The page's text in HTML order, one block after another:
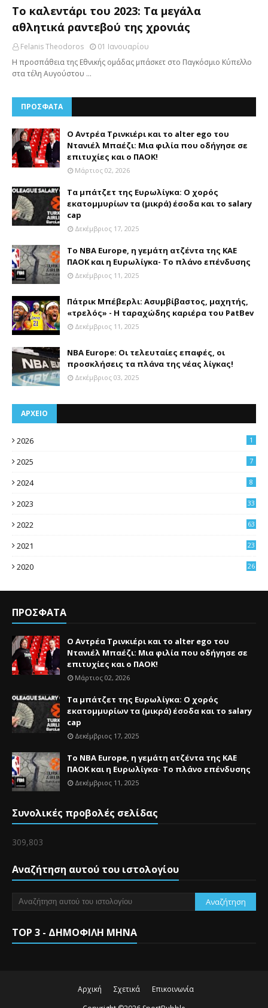
Το καλεντάρι του 2023: Τα μεγάλα
αθλητικά ραντεβού της χρονιάς
Felanis Theodoros
01 Ιανουαρίου
Η προσπάθεια της Εθνικής ομάδας μπάσκετ στο Παγκόσμιο Κύπελλο
στα τέλη Αυγούστου …
ΠΡΟΣΦΑΤΑ
Ο Αντρέα Τρινκιέρι και το alter ego του
Ντανιέλ Μπαέζι: Μια φιλία που οδήγησε σε
επιτυχίες και ο ΠΑΟΚ!
Μάρτιος 02, 2026
Τα μπάτζετ της Ευρωλίγκα: Ο χορός
εκατομμυρίων τα (μικρά) έσοδα και το salary
cap
Δεκέμβριος 17, 2025
Το NBA Europe, η γεμάτη ατζέντα της ΚΑΕ
ΠΑΟΚ και η Ευρωλίγκα- Το πλάνο επένδυσης
Δεκέμβριος 11, 2025
Πάτρικ Μπέβερλι: Ασυμβίβαστος, μαχητής,
«τρελός» - Η ταραχώδης καριέρα του PatBev
Δεκέμβριος 11, 2025
NBA Europe: Οι τελευταίες επαφές, οι
προσκλήσεις τα πλάνα της νέας λίγκας!
Δεκέμβριος 03, 2025
ΑΡΧΕΙΟ
2026 1
2025 7
2024 8
2023 33
2022 63
2021
23
2020
26
ΠΡΟΣΦΑΤΑ
Ο Αντρέα Τρινκιέρι και το alter ego του
Ντανιέλ Μπαέζι: Μια φιλία που οδήγησε σε
επιτυχίες και ο ΠΑΟΚ!
Μάρτιος 02, 2026
Τα μπάτζετ της Ευρωλίγκα: Ο χορός
εκατομμυρίων τα (μικρά) έσοδα και το salary
cap
Δεκέμβριος 17, 2025
Το NBA Europe, η γεμάτη ατζέντα της ΚΑΕ
ΠΑΟΚ και η Ευρωλίγκα- Το πλάνο επένδυσης
Δεκέμβριος 11, 2025
Συνολικές προβολές σελίδας
309,803
Αναζήτηση αυτού του ιστολογίου
TOP 3 - ΔΗΜΟΦΙΛΗ ΜΗΝΑ
Αρχική Σχετικά
Επικοινωνία